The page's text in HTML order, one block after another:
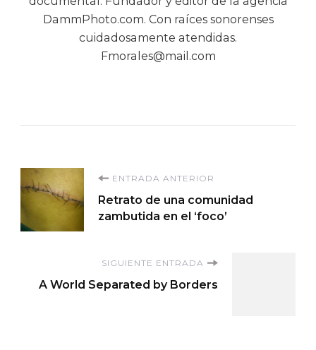
DammPhoto.com. Con raíces sonorenses
cuidadosamente atendidas.
Fmorales@mail.com
Navegación
de
entradas
ENTRADA ANTERIOR
Retrato de una comunidad
zambutida en el ‘foco’
SIGUIENTE ENTRADA
A World Separated by Borders